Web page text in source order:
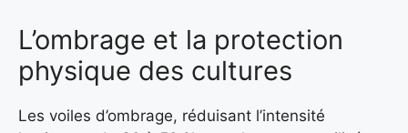
L’ombrage et la protection
physique des cultures
Les voiles d’ombrage, réduisant l’intensité